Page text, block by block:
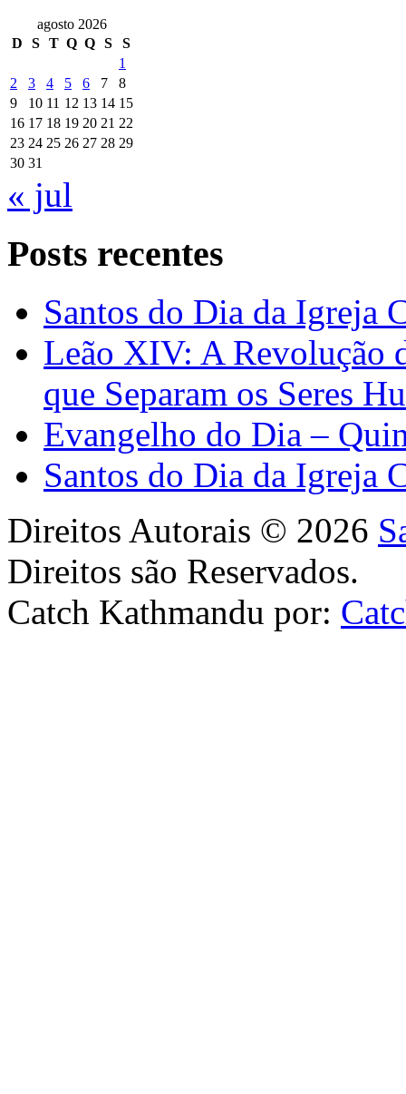
agosto 2026
D
S T Q Q S
S
1
2
3 4 5 6 7
8
9
10 11 12 13 14 15
16 17 18 19 20 21 22
23 24 25 26 27 28 29
30 31
« jul
Posts recentes
Santos do Dia da Igreja
Leão XIV: A Revolução
que Separam os Seres
Evangelho do Dia –
Santos do Dia da Igreja
Direitos Autorais © 2026
Direitos são Reservados.
Catch Kathmandu por: